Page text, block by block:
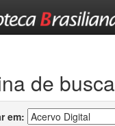
de busca
em: